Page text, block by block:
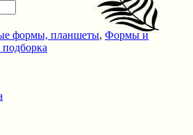
формы, планшеты, Формы и